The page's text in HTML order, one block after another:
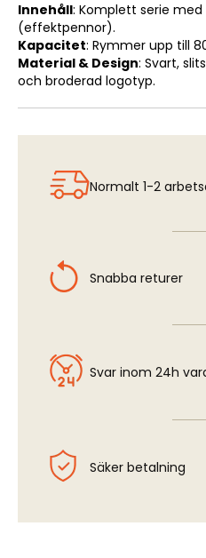
Innehåll: Komplett serie
(effektpennor).
Kapacitet: Rymmer upp till
Material & Design: Svart,
och broderad logotyp.
Normalt 1-2
Snabba returer
Svar inom 24h
Säker betalning